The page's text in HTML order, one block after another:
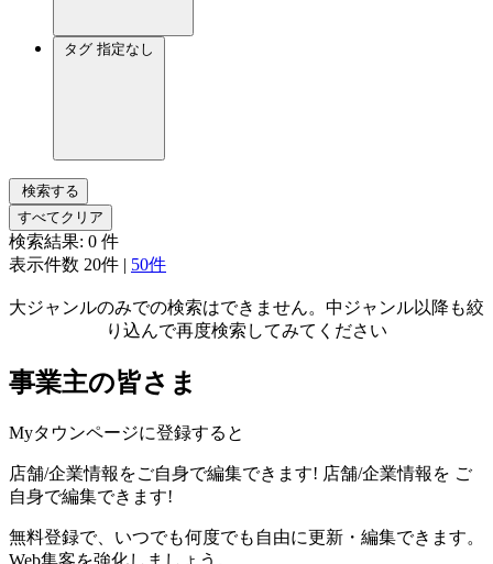
タグ 指定なし
検索する
すべてクリア
検索結果: 0 件
表示件数 20件 | 50件
大ジャンルのみでの検索はできません。中ジャンル以降も絞
り込んで再度検索してみてください
事業主の皆さま
Myタウンページに登録すると
店舗/企業情報をご自身で編集できます! 店舗/企業情報を ご
自身で編集できます!
無料登録で、いつでも何度でも自由に更新・編集できます。
Web集客を強化しましょう。